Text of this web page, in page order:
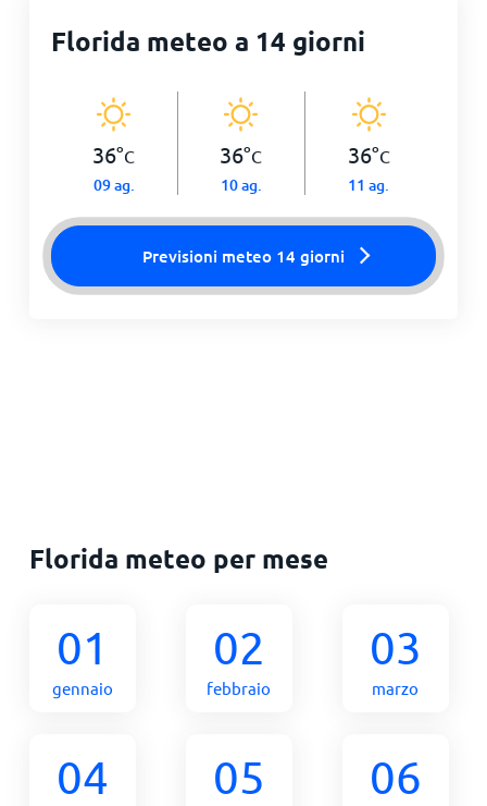
Florida meteo a 14 giorni
36°C
09 ag.
36°C
10 ag.
36°C
11 ag.
Previsioni meteo 14 giorni
Florida meteo per mese
01
gennaio
02
febbraio
03
marzo
04 05 06